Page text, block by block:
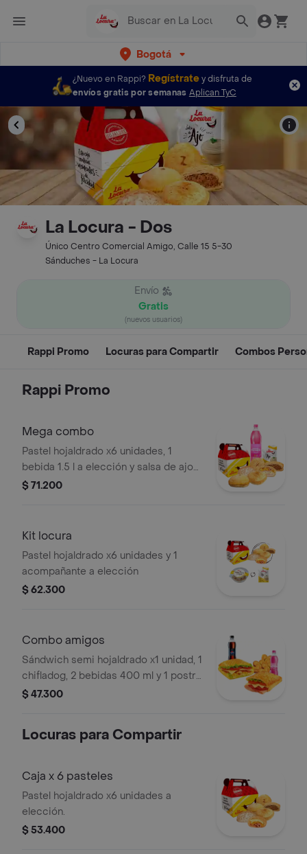
Bogotá
¿Nuevo en Rappi? Regístratey disfruta de
envíos gratis por semanas Aplican TyC
La Locura - Dos
Único Centro Comercial Amigo, Calle 15 5-30
Sánduches - La Locura
Envío
Gratis
(nuevos usuarios)
Rappi Promo Locuras para Compartir Combos
Rappi Promo
Mega combo
Pastel hojaldrado x6 unidades, 1
bebida 1.5 l a elección y salsa de ajo
doy pack 200 gr.
$ 71.200
Kit locura
Pastel hojaldrado x6 unidades y 1
acompañante a elección
$ 62.300
Combo amigos
Sándwich semi hojaldrado x1 unidad, 1
chifladog, 2 bebidas 400 ml y 1 postre
a elección.
$ 47.300
Locuras para Compartir
Caja x 6 pasteles
Pastel hojaldrado x6 unidades a
elección.
$ 53.400